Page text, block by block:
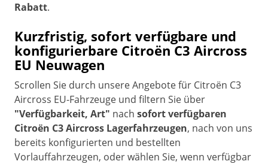
Rabatt.
Kurzfristig, sofort verfügbare und
konfigurierbare Citroën C3 Aircross
EU Neuwagen
Scrollen Sie durch unsere Angebote für Citroën C3
Aircross EU-Fahrzeuge und filtern Sie über
"Verfügbarkeit, Art" nach sofort verfügbaren
Citroën C3 Aircross Lagerfahrzeugen, nach von uns
bereits konfigurierten und bestellten
Vorlauffahrzeugen, oder wählen Sie, wenn verfügbar